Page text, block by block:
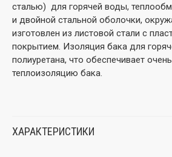
сталью) для горячей воды,
и двойной стальной оболочки,
изготовлен из листовой стали с
покрытием. Изоляция бака для
полиуретана, что обеспечивает
теплоизоляцию бака.
ХАРАКТЕРИСТИКИ